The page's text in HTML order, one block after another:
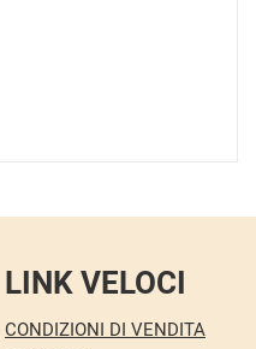
LINK VELOCI
CONDIZIONI DI VENDITA